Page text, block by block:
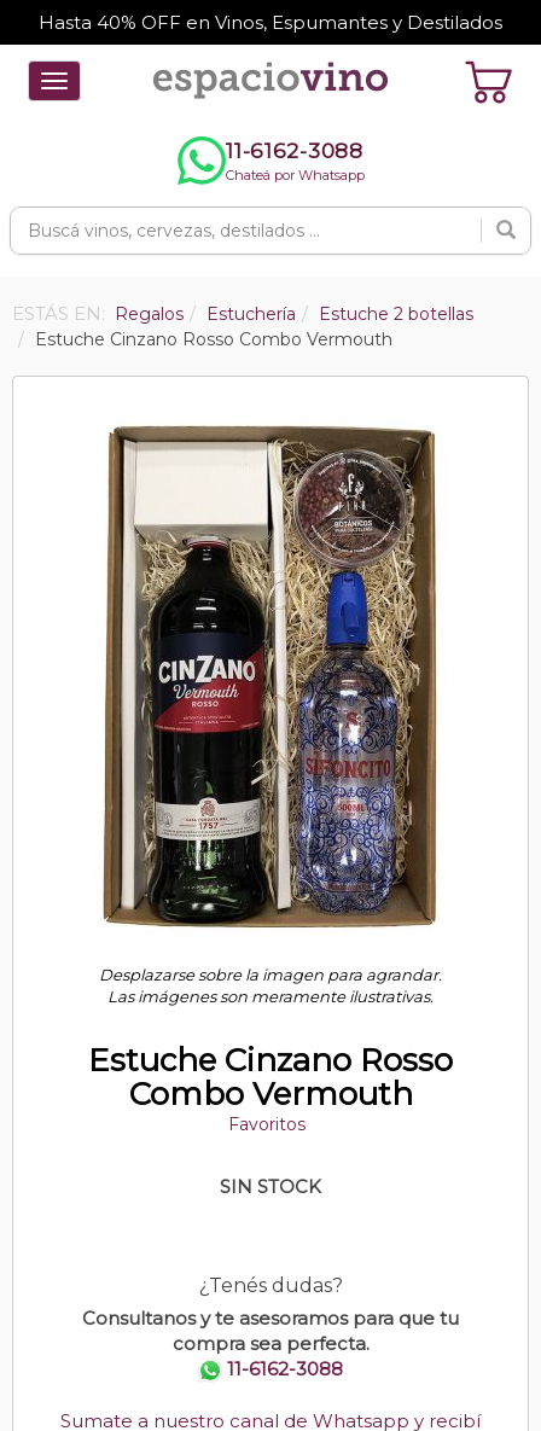
Hasta 40% OFF en Vinos, Espumantes y Destilados
Toggle
navigation
11-6162-3088
Chateá por Whatsapp
ESTÁS EN: Regalos Estuchería
Estuche 2 botellas
Estuche Cinzano Rosso Combo Vermouth
Desplazarse sobre la imagen para agrandar.
Las imágenes son meramente ilustrativas.
Estuche Cinzano Rosso
Combo Vermouth
Favoritos
SIN STOCK
¿Tenés dudas?
Consultanos y te asesoramos para que tu
compra sea perfecta.
11-6162-3088
Sumate a nuestro canal de Whatsapp y recibí